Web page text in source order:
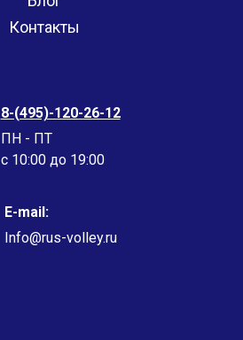
Контакты
8-(495)-120-26-12
ПН - ПТ
c 10:00 до 19:00
E-mail:
Info@rus-volley.ru